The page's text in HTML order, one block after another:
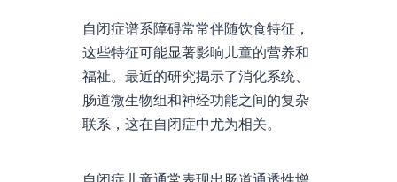
自闭症谱系障碍常常伴随饮食特征，
这些特征可能显著影响儿童的营养和
福祉。最近的研究揭示了消化系统、
肠道微生物组和神经功能之间的复杂
联系，这在自闭症中尤为相关。